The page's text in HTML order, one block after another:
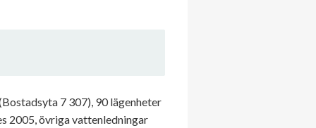
7 307), 90 lägenheter
2005, övriga vattenledningar